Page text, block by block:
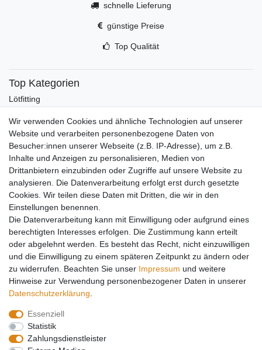
schnelle Lieferung
günstige Preise
Top Qualität
Top Kategorien
Lötfitting
Werkzeug
Kältetechnikzubehör
Kältefitting
Y-Verteiler
Mein Konto
Kontakt
Versandkosten
Zahlungsarten
Service
Registrierung
Login
Mein Konto
Impressum
Wir verwenden Cookies und ähnliche Technologien auf unserer
Website und verarbeiten personenbezogene Daten von
Besucher:innen unserer Webseite (z.B. IP-Adresse), um z.B.
Inhalte und Anzeigen zu personalisieren, Medien von
Drittanbietern einzubinden oder Zugriffe auf unsere Website zu
analysieren. Die Datenverarbeitung erfolgt erst durch gesetzte
Cookies. Wir teilen diese Daten mit Dritten, die wir in den
Einstellungen benennen.
Die Datenverarbeitung kann mit Einwilligung oder aufgrund eines
berechtigten Interesses erfolgen. Die Zustimmung kann erteilt
oder abgelehnt werden. Es besteht das Recht, nicht einzuwilligen
und die Einwilligung zu einem späteren Zeitpunkt zu ändern oder
zu widerrufen. Beachten Sie unser Impressum und weitere
Hinweise zur Verwendung personenbezogener Daten in unserer
Daten­schutz­erklärung
Essenziell
Statistik
Zahlungsdienstleister